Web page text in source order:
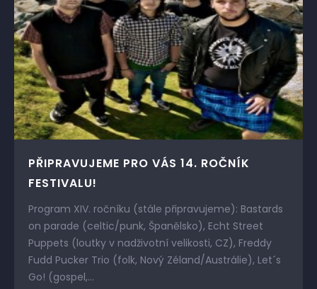
PŘIPRAVUJEME PRO VÁS 14. ROČNÍK
FESTIVALU!
Program XIV. ročníku (stále připravujeme): Bastards
on parade (celtic/punk, Španělsko), Echt Street
Puppets (loutky v nadživotní velikosti, CZ), Freddy
Fudd Pucker Trio (folk, Nový Zéland/Austrálie), Let´s
Go! (gospel,...